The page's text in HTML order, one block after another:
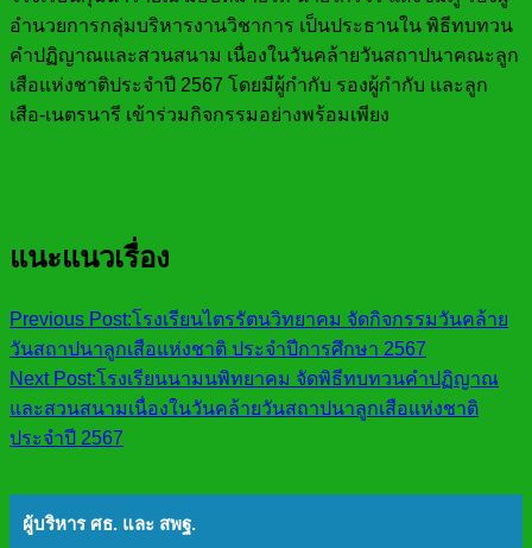
อำนวยการกลุ่มบริหารงานวิชาการ เป็นประธานใน พิธีทบทวน
คำปฏิญาณและสวนสนาม เนื่องในวันคล้ายวันสถาปนาคณะลูก
เสือแห่งชาติประจำปี 2567 โดยมีผู้กำกับ รองผู้กำกับ และลูก
เสือ-เนตรนารี เข้าร่วมกิจกรรมอย่างพร้อมเพียง
แนะแนวเรื่อง
Previous Post:โรงเรียนไตรรัตนวิทยาคม จัดกิจกรรมวันคล้าย
วันสถาปนาลูกเสือแห่งชาติ ประจำปีการศึกษา 2567
Next Post:โรงเรียนนามนพิทยาคม จัดพิธีทบทวนคำปฏิญาณ
และสวนสนามเนื่องในวันคล้ายวันสถาปนาลูกเสือแห่งชาติ
ประจำปี 2567
ผู้บริหาร ศธ. และ สพฐ.